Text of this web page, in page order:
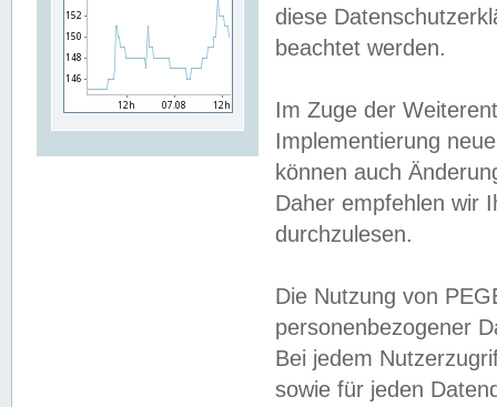
diese
beachtet werden.
Im Zuge der
Implementierung
können auch
Daher empfehlen wir
durchzulesen.
Die Nutzung von
personenbezogener
Bei jedem
sowie für jeden